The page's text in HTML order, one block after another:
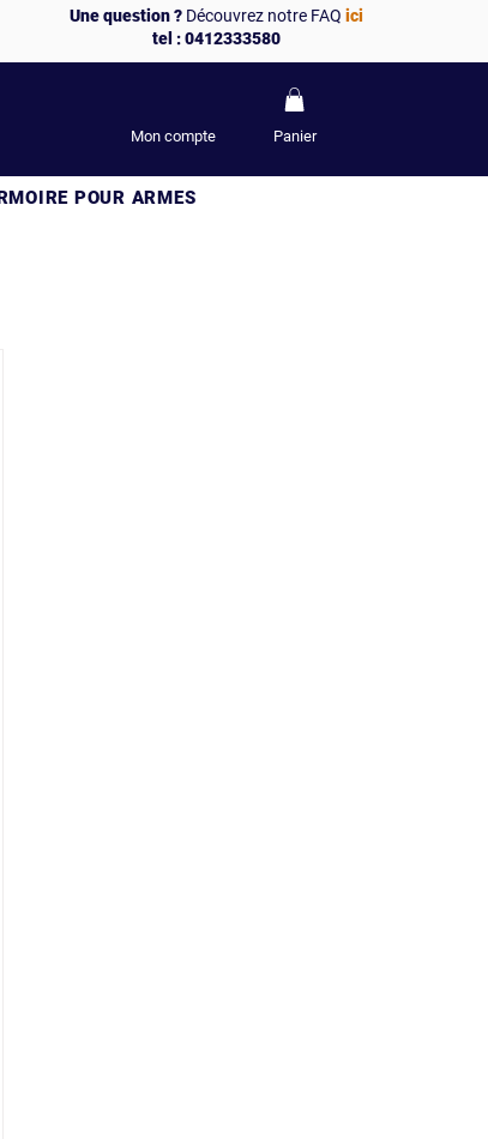
Une question ? Découvrez notre FAQici
tel : 0412333580
Mon compte Panier
POUR ARMES